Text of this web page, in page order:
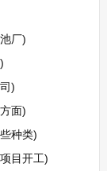
厂)
)
面)
种类)
目开工)